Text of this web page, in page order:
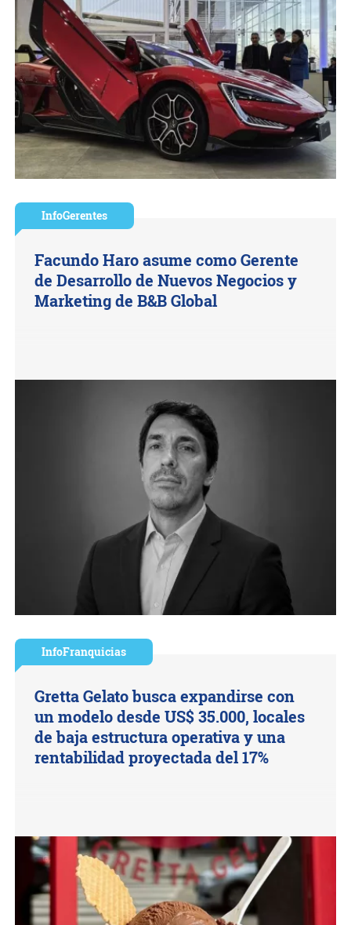
InfoGerentes
Facundo Haro asume como Gerente
de Desarrollo de Nuevos Negocios y
Marketing de B&B Global
InfoFranquicias
Gretta Gelato busca expandirse con
un modelo desde US$ 35.000, locales
de baja estructura operativa y una
rentabilidad proyectada del 17%